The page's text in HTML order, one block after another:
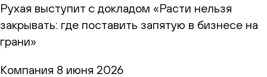
Рухая выступит с докладом «Расти нельзя
закрывать: где поставить запятую в бизнесе на
грани»
Компания 8 июня 2026